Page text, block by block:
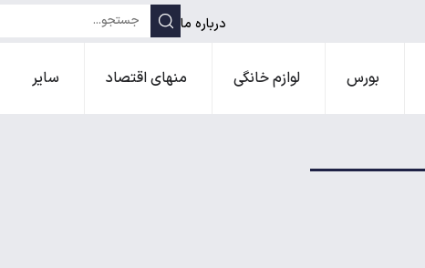
درباره ما
بورس لوازم خانگی منهای اقتصاد سایر